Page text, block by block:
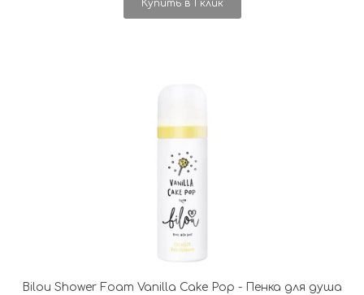
Купить в 1 клик
Bilou Shower Foam Vanilla Cake Pop - Пенка для душа